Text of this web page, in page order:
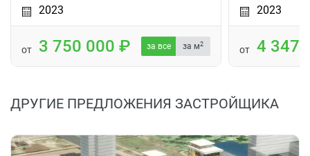
2023
от 3 750 000 за все за м2
2023
от 4 347
ДРУГИЕ ПРЕДЛОЖЕНИЯ ЗАСТРОЙЩИКА